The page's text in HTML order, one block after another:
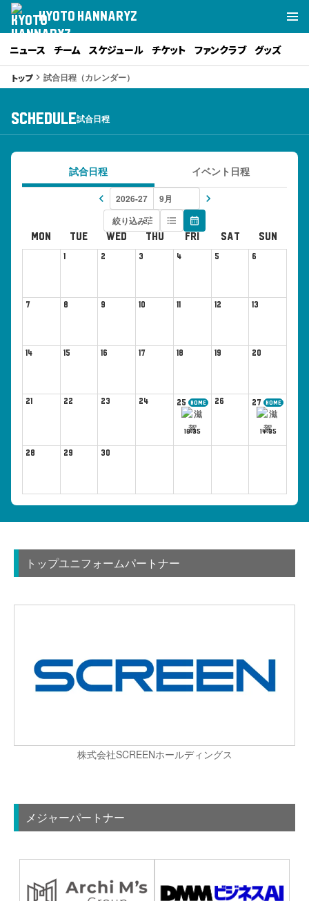
KYOTO HANNARYZ
ニュース チーム スケジュール チケット ファンクラブ グッズ
トップkeyboard_arrow_right 試合日程（カレンダー）
SCHEDULE試合日程
試合日程
イベント日程
keyboard_arrow_left
keyboard_arrow_right
絞り込みtune format_list_bulleted
calendar_month
MON
TUE WED THU FRI SAT SUN
1 2 3 4 5 6
7 8 9 10 11 12 13
14 15 16 17 18 19 20
21 22 23 24 25 HOME
18:35
26 27 HOME
14:35
28 29 30
トップユニフォームパートナー
株式会社SCREENホールディングス
メジャーパートナー